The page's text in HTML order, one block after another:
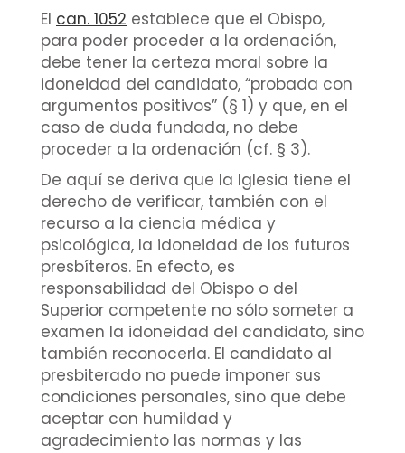
El can. 1052 establece que el Obispo,
para poder proceder a la ordenación,
debe tener la certeza moral sobre la
idoneidad del candidato, “probada con
argumentos positivos” (§ 1) y que, en el
caso de duda fundada, no debe
proceder a la ordenación (cf. § 3).
De aquí se deriva que la Iglesia tiene el
derecho de verificar, también con el
recurso a la ciencia médica y
psicológica, la idoneidad de los futuros
presbíteros. En efecto, es
responsabilidad del Obispo o del
Superior competente no sólo someter a
examen la idoneidad del candidato, sino
también reconocerla. El candidato al
presbiterado no puede imponer sus
condiciones personales, sino que debe
aceptar con humildad y
agradecimiento las normas y las